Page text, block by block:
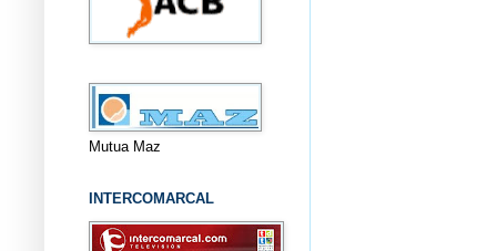
Mutua Maz
INTERCOMARCAL